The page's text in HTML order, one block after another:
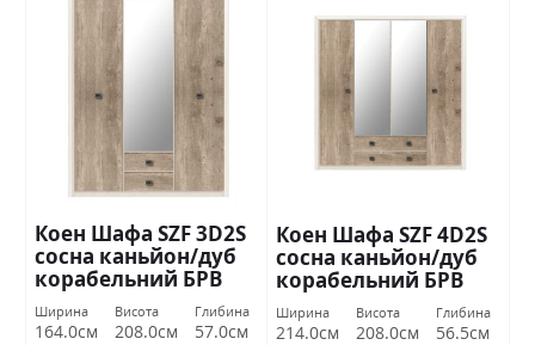
Коен Шафа SZF 3D2S
сосна каньйон/дуб
корабельний БРВ
Україна
Ширина
164.0см
Висота
208.0см
Глибина
57.0см
Коен Шафа SZF 4D2S
сосна каньйон/дуб
корабельний БРВ
Україна
Ширина
214.0см
Висота
208.0см
Глибина
56.5см